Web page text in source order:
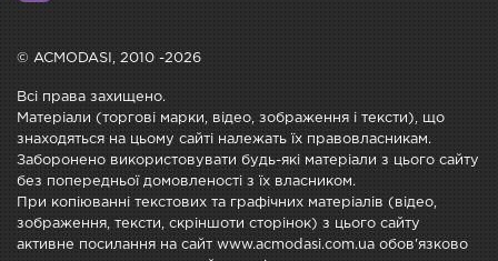
© ACMODASI, 2010 -2026
Всі права захищено.
Матеріали (торгові марки, відео, зображення і тексти), що
знаходяться на цьому сайті належать їх правовласникам.
Заборонено використовувати будь-які матеріали з цього сайту
без попередньої домовленості з їх власником.
При копіюванні текстових та графічних матеріалів (відео,
зображення, тексти, скріншоти сторінок) з цього сайту
активне посилання на сайт www.acmodasi.com.ua обов'язково